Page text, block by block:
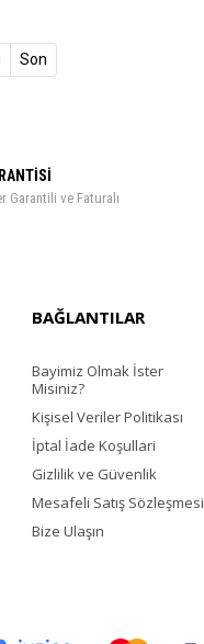
Son
Garantili ve Faturalı
BAĞLANTILAR
Bayimiz Olmak İster
Misiniz?
Kişisel Veriler Politikası
İptal İade Koşullari
Gizlilik ve Güvenlik
Mesafeli Satış Sözleşmesi
Bize Ulaşın